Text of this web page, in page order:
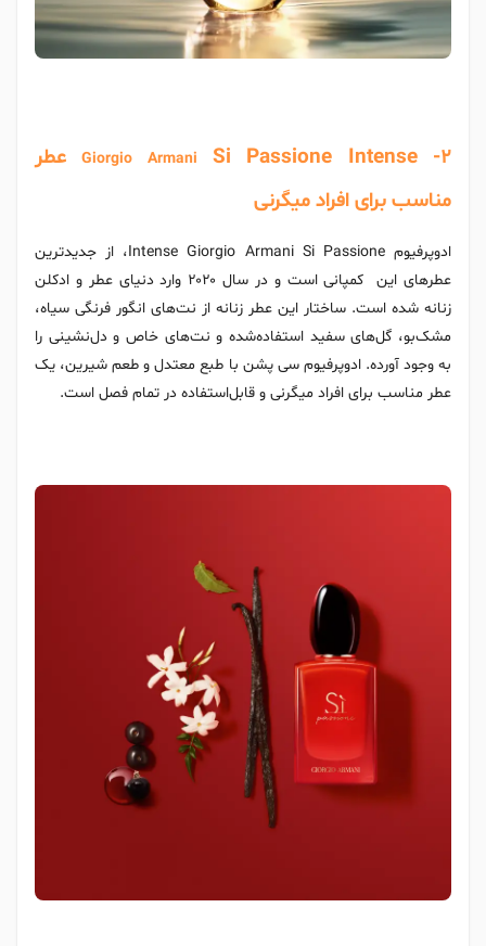
Giorgio ArmaniSi Passione Intense -2 عطر
مناسب برای افراد میگرنی
ادوپرفیوم Intense Giorgio Armani Si Passione، از جدیدترین
عطرهای این کمپانی است و در سال ۲۰۲۰ وارد دنیای عطر و ادکلن
زنانه شده است. ساختار این عطر زنانه از نت‌های انگور فرنگی سیاه،
مشک‌بو، گل‌های سفید استفاده‌شده و نت‌های خاص و دل‌نشینی را
به وجود آورده. ادوپرفیوم سی پشن با طبع معتدل و طعم شیرین، یک
عطر مناسب برای افراد میگرنی و قابل‌استفاده در تمام فصل است.